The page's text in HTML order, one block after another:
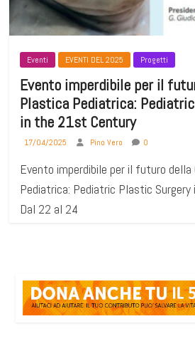
Eventi EVENTI DEL 2025 Progetti
Evento imperdibile per il
Plastica Pediatrica:
in the 21st Century
17/04/2025 Pino Vero 0
Evento imperdibile per il futuro della
Pediatrica: Pediatric Plastic
Dal 22 al 24